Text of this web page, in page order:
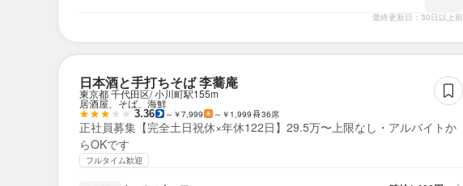
最終更新日：30日以上前
日本酒と手打ちそば 李蕎庵
東京都 千代田区 小川町駅155m
居酒屋、そば、海鮮
3.36 ～￥7,999 ～￥1,999 36席
正社員募集【完全土日祝休×年休122日】29.5万〜上限なし・アルバイトか
らOKです
フルタイム歓迎